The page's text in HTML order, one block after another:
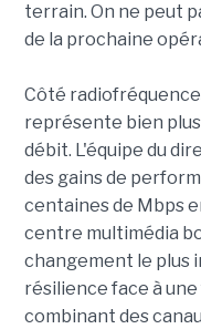
terrain. On ne peut
de la prochaine
Côté
représente bien
débit. L'équipe du
des gains de
centaines de Mbps
centre multimédia
changement le plus
résilience face à
combinant des